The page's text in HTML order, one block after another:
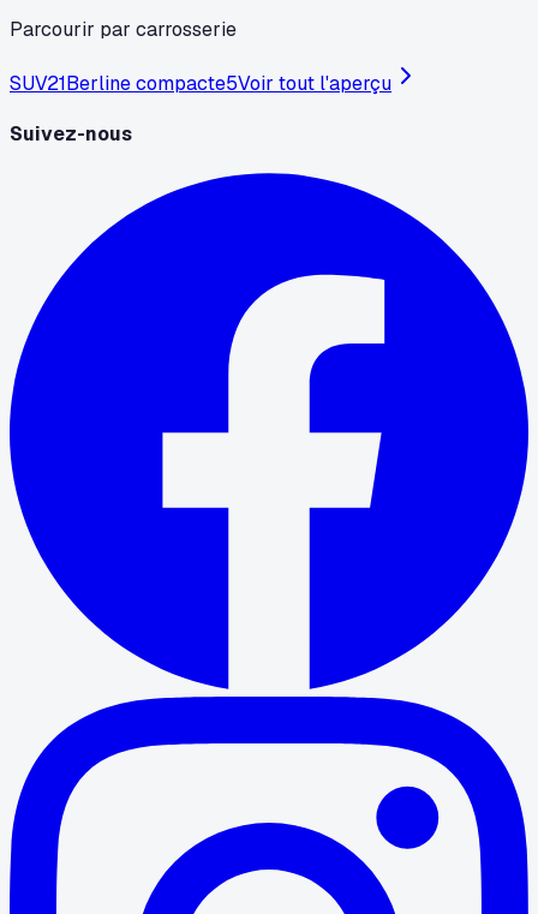
Parcourir par carrosserie
SUV21Berline compacte5Voir tout l'aperçu
Suivez-nous